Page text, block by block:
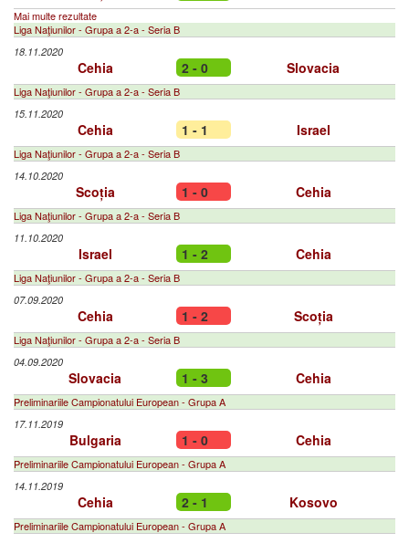
Mai multe rezultate
Liga Naţiunilor - Grupa a 2-a - Seria B
18.11.2020
Cehia 2 - 0 Slovacia
Liga Naţiunilor - Grupa a 2-a - Seria B
15.11.2020
Cehia 1 - 1 Israel
Liga Naţiunilor - Grupa a 2-a - Seria B
14.10.2020
Scoția 1 - 0 Cehia
Liga Naţiunilor - Grupa a 2-a - Seria B
11.10.2020
Israel 1 - 2 Cehia
Liga Naţiunilor - Grupa a 2-a - Seria B
07.09.2020
Cehia 1 - 2 Scoția
Liga Naţiunilor - Grupa a 2-a - Seria B
04.09.2020
Slovacia 1 - 3 Cehia
Preliminariile Campionatului European - Grupa A
17.11.2019
Bulgaria 1 - 0 Cehia
Preliminariile Campionatului European - Grupa A
14.11.2019
Cehia 2 - 1 Kosovo
Preliminariile Campionatului European - Grupa A